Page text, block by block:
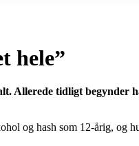
hele”
Allerede tidligt
og hash som 12-årig, og